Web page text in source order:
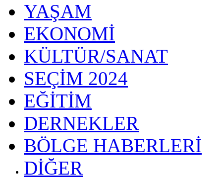
YAŞAM
EKONOMİ
KÜLTÜR/SANAT
SEÇİM 2024
EĞİTİM
DERNEKLER
BÖLGE HABERLERİ
DİĞER